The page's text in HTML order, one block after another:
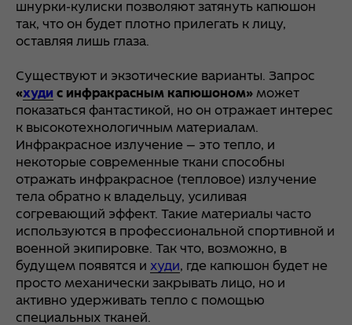
шнурки-кулиски позволяют затянуть капюшон
так, что он будет плотно прилегать к лицу,
оставляя лишь глаза.
Существуют и экзотические варианты. Запрос
«худи с инфракрасным капюшоном» может
показаться фантастикой, но он отражает интерес
к высокотехнологичным материалам.
Инфракрасное излучение — это тепло, и
некоторые современные ткани способны
отражать инфракрасное (тепловое) излучение
тела обратно к владельцу, усиливая
согревающий эффект. Такие материалы часто
используются в профессиональной спортивной и
военной экипировке. Так что, возможно, в
будущем появятся и худи, где капюшон будет не
просто механически закрывать лицо, но и
активно удерживать тепло с помощью
специальных тканей.